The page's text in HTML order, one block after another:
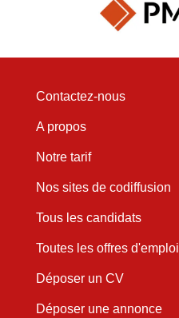
Contactez-nous
A propos
Notre tarif
Nos sites de codiffusion
Tous les candidats
Toutes les offres d'emploi
Déposer un CV
Déposer une annonce